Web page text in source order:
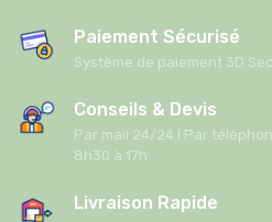
Paiement Sécurisé
Système de paiement 3D
Conseils & Devis
Par mail 24/24 I Par
8h30 à 17h
Livraison Rapide